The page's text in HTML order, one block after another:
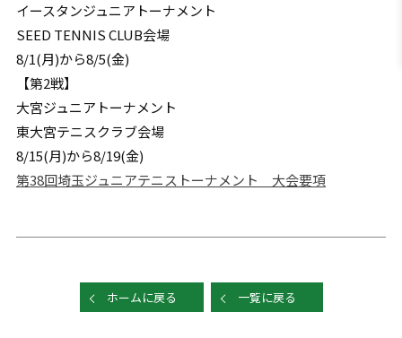
イースタンジュニアトーナメント
SEED TENNIS CLUB会場
8/1(月)から8/5(金)
【第2戦】
大宮ジュニアトーナメント
東大宮テニスクラブ会場
8/15(月)から8/19(金)
第38回埼玉ジュニアテニストーナメント 大会要項
ホームに戻る 一覧に戻る